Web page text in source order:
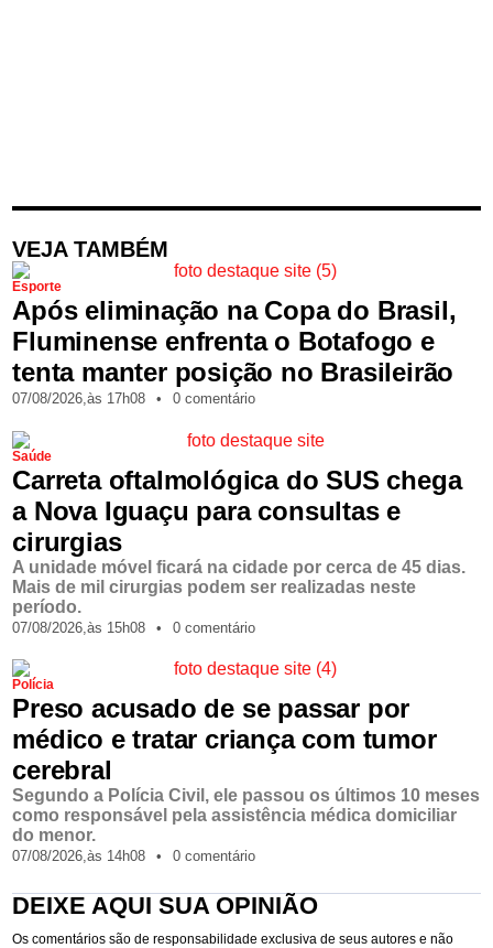
VEJA TAMBÉM
Esporte
Após eliminação na Copa do Brasil,
Fluminense enfrenta o Botafogo e
tenta manter posição no Brasileirão
07/08/2026,às 17h08 • 0 comentário
Saúde
Carreta oftalmológica do SUS chega
a Nova Iguaçu para consultas e
cirurgias
A unidade móvel ficará na cidade por cerca de 45 dias.
Mais de mil cirurgias podem ser realizadas neste
período.
07/08/2026,às 15h08 • 0 comentário
Polícia
Preso acusado de se passar por
médico e tratar criança com tumor
cerebral
Segundo a Polícia Civil, ele passou os últimos 10 meses
como responsável pela assistência médica domiciliar
do menor.
07/08/2026,às 14h08 • 0 comentário
DEIXE AQUI SUA OPINIÃO
Os comentários são de responsabilidade exclusiva de seus autores e não